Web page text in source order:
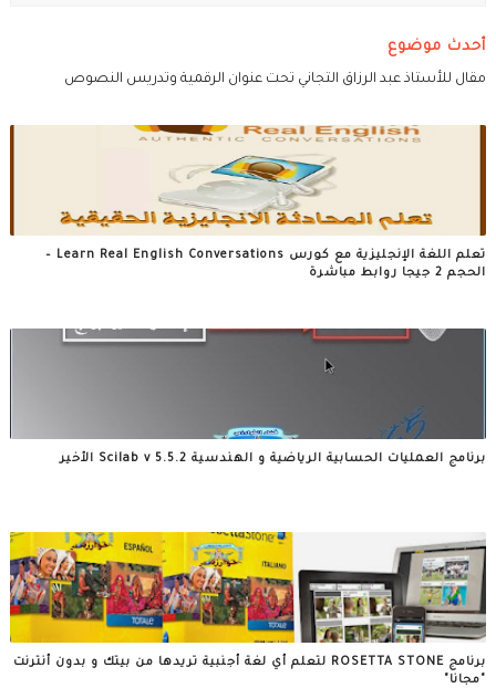
أحدث موضوع
مقال للأستاذ عبد الرزاق التجاني تحت عنوان الرقمية وتدريس النصوص
تعلم اللغة الإنجليزية مع كورس Learn Real English Conversations –
الحجم 2 جيجا روابط مباشرة
برنامج العمليات الحسابية الرياضية و الهندسية Scilab v 5.5.2 الأخير
برنامج ROSETTA STONE لتعلم أي لغة أجنبية تريدها من بيتك و بدون أنترنت
"مجانا"